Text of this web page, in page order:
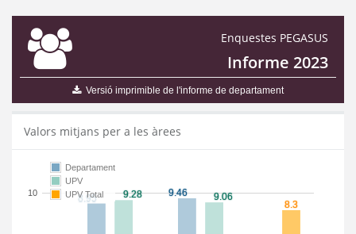
Enquestes PEGASUS
Informe 2023
Versió imprimible de l'informe de departament
Valors mitjans per a les àrees
10
Departament
UPV
UPV Total